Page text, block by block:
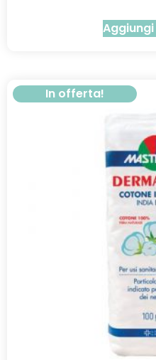
In offerta!